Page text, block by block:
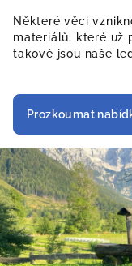
Některé věci
materiálů, které už
takové jsou naše
Prozkoumat